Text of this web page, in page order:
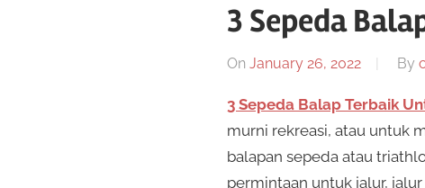
3 Sepeda
On January 26, 2022 By
3 Sepeda Balap Terbaik
murni rekreasi, atau untuk
balapan sepeda atau
permintaan untuk jalur,